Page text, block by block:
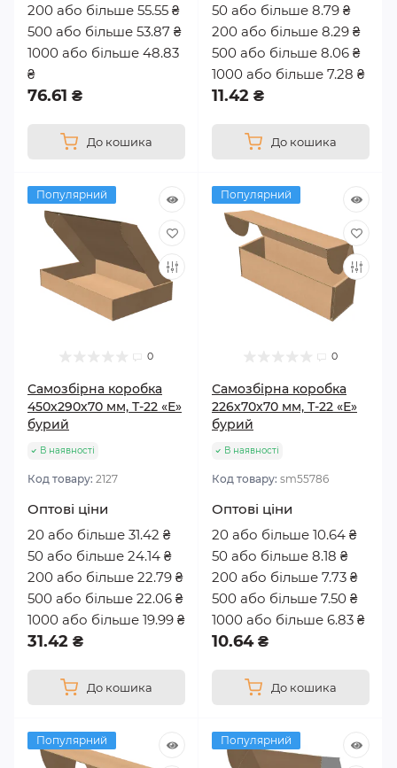
200 або більше 55.55 ₴
500 або більше 53.87 ₴
1000 або більше 48.83
₴
76.61 ₴
До кошика
50 або більше 8.79 ₴
200 або більше 8.29 ₴
500 або більше 8.06 ₴
1000 або більше 7.28 ₴
11.42 ₴
До кошика
Популярний
0
Самозбірна коробка
450х290х70 мм, Т-22 «Е»
бурий
В наявності
Код товару: 2127
Оптові ціни
20 або більше 31.42 ₴
50 або більше 24.14 ₴
200 або більше 22.79 ₴
500 або більше 22.06 ₴
1000 або більше 19.99 ₴
31.42 ₴
До кошика
Популярний
0
Самозбірна коробка
226х70х70 мм, Т-22 «Е»
бурий
В наявності
Код товару: sm55786
Оптові ціни
20 або більше 10.64 ₴
50 або більше 8.18 ₴
200 або більше 7.73 ₴
500 або більше 7.50 ₴
1000 або більше 6.83 ₴
10.64 ₴
До кошика
Популярний Популярний